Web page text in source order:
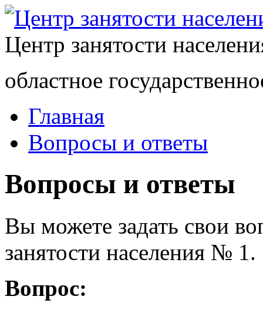
Центр занятости
областное
Главная
Вопросы и ответы
Вопросы и ответы
Вы можете задать свои
занятости населения № 1.
Вопрос: